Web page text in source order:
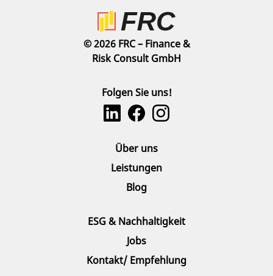
© 2026 FRC – Finance &
Risk Consult GmbH
Folgen Sie uns!
Über uns
Leistungen
Blog
ESG & Nachhaltigkeit
Jobs
Kontakt/ Empfehlung